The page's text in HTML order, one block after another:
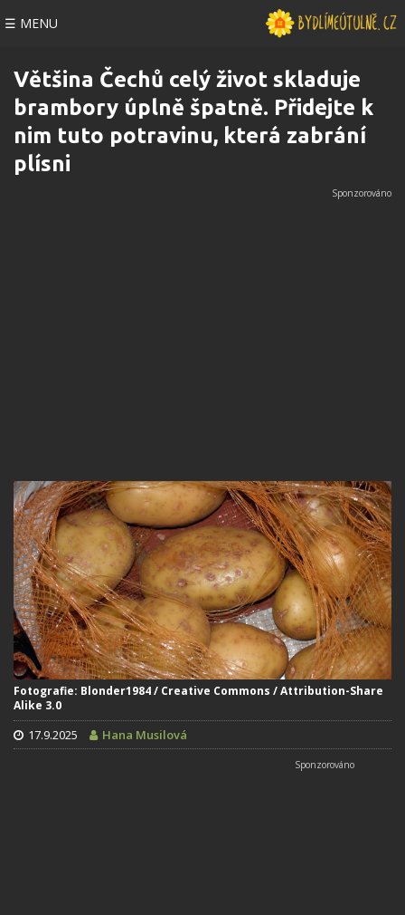
☰ MENU
Většina Čechů celý život skladuje
brambory úplně špatně. Přidejte k
nim tuto potravinu, která zabrání
plísni
Fotografie: Blonder1984 / Creative Commons / Attribution-Share
Alike 3.0
17.9.2025 Hana Musilová